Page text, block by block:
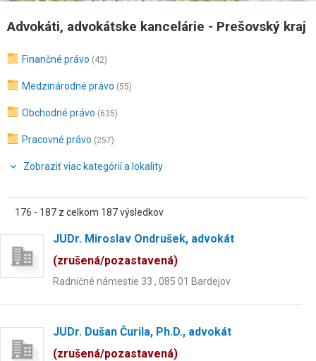
Advokáti, advokátske kancelárie - Prešovský kraj
Finančné právo (42)
Medzinárodné právo (55)
Obchodné právo (635)
Pracovné právo (257)
Zobraziť viac kategórií a lokality
176 - 187 z celkom 187 výsledkov
JUDr. Miroslav Ondrušek, advokát
(zrušená/pozastavená)
Radničné námestie 33 , 085 01 Bardejov
JUDr. Dušan Čurila, Ph.D., advokát
(zrušená/pozastavená)